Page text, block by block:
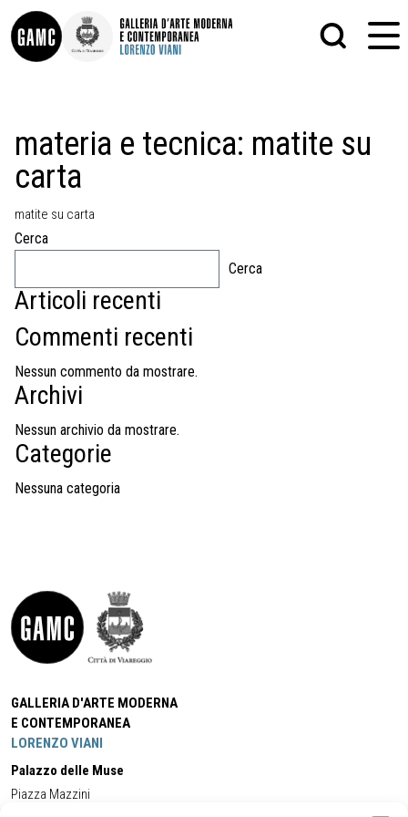
CONTATTI
DIDATTICA
SHOP
LE COLLEZIONI
GLI AUTORI
MOSTRE
EVENTI
PALAZZO DELLE MUSE
GRAFICA
PITTURA
materia e tecnica: matite su
carta
matite su carta
Cerca
Cerca
Articoli recenti
Commenti recenti
Nessun commento da mostrare.
Archivi
Nessun archivio da mostrare.
Categorie
Nessuna categoria
GALLERIA D'ARTE MODERNA
E CONTEMPORANEA
LORENZO VIANI
Palazzo delle Muse
Piazza Mazzini